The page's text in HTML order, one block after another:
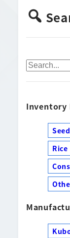
Inventory